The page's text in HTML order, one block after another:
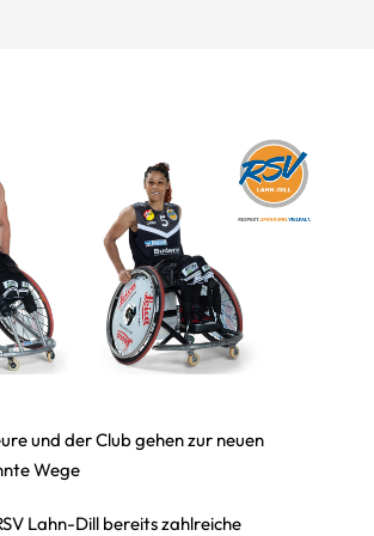
und der Club gehen zur neuen
Wege
Lahn-Dill bereits zahlreiche